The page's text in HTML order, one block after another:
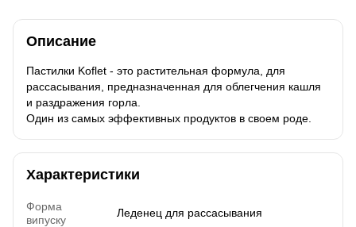
Описание
Пастилки Koflet - это растительная формула, для
рассасывания, предназначенная для облегчения кашля
и раздражения горла.
Один из самых эффективных продуктов в своем роде.
Характеристики
Форма
випуску
Леденец для рассасывания